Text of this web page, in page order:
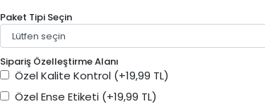
Paket Tipi Seçin
Sipariş Özelleştirme Alanı
Özel Kalite Kontrol (+19,99 TL)
Özel Ense Etiketi (+19,99 TL)